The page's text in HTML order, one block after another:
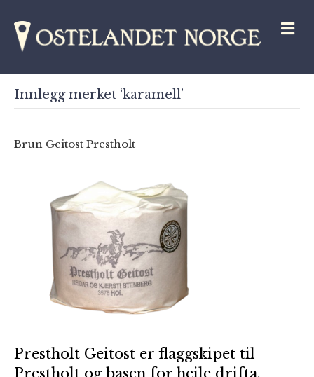
Innlegg merket ‘karamell’
Brun Geitost Prestholt
Prestholt Geitost er flaggskipet til
Prestholt og basen for heile drifta.